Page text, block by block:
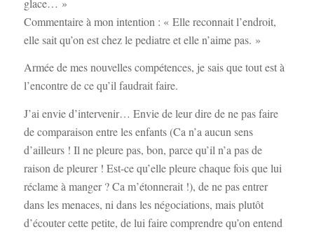
Commentaire à mon intention : « Elle reconnait l’endroit,
elle sait qu’on est chez le pediatre et elle n’aime pas. »
Armée de mes nouvelles compétences, je sais que tout est à
l’encontre de ce qu’il faudrait faire.
J’ai envie d’intervenir… Envie de leur dire de ne pas faire
de comparaison entre les enfants (Ca n’a aucun sens
d’ailleurs ! Il ne pleure pas, bon, parce qu’il n’a pas de
raison de pleurer ! Est-ce qu’elle pleure chaque fois que lui
réclame à manger ? Ca m’étonnerait !), de ne pas entrer
dans les menaces, ni dans les négociations, mais plutôt
d’écouter cette petite, de lui faire comprendre qu’on entend